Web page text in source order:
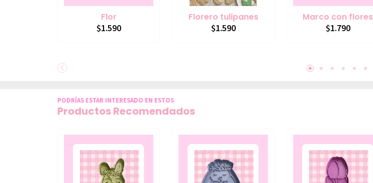
Flor
$1.590
Florero tulipanes
$1.590
Marco con flores
$1.790
PODRÍAS ESTAR INTERESADO EN ESTOS
Productos Recomendados